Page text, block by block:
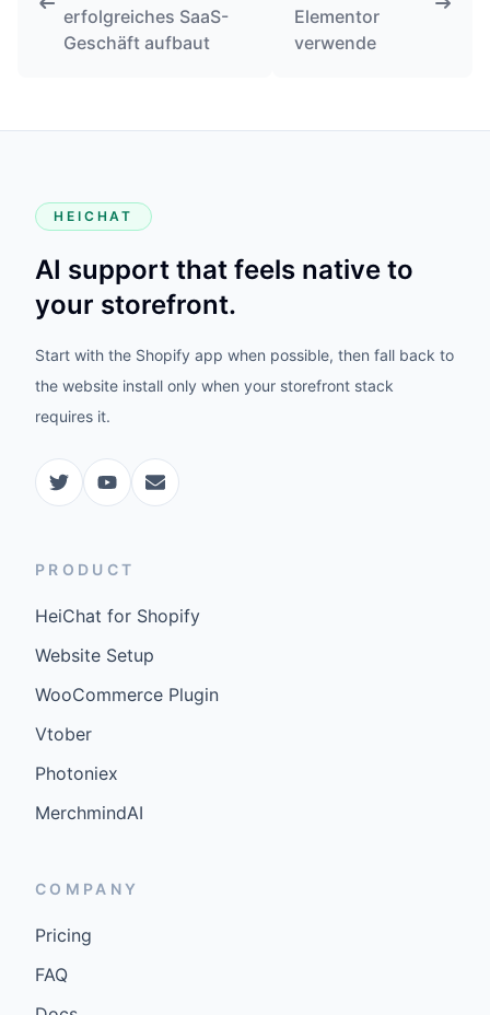
erfolgreiches SaaS-
Geschäft aufbaut
Elementor
verwende
HEICHAT
AI support that feels native to
your storefront.
Start with the Shopify app when possible, then fall back to
the website install only when your storefront stack
requires it.
PRODUCT
HeiChat for Shopify
Website Setup
WooCommerce Plugin
Vtober
Photoniex
MerchmindAI
COMPANY
Pricing
FAQ